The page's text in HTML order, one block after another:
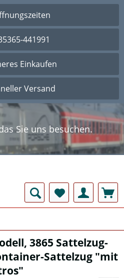
441991
Einkaufen
Versand
Sie uns besuchen.
im Onlineshop
- Eck Kloppe.
Sie uns besuchen.
im Onlineshop
- Eck Kloppe.
3865 Sattelzug-
Sattelzug "mit